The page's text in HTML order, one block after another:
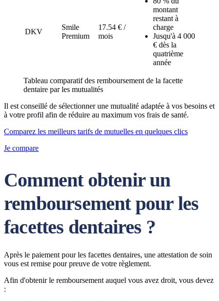
DKV
Smile
Premium
17.54 € /
mois
montant
restant à
charge
Jusqu'à 4 000
€ dès la
quatrième
année
Tableau comparatif des remboursement de la facette
dentaire par les mutualités
Il est conseillé de sélectionner une mutualité adaptée à vos besoins et
à votre profil afin de réduire au maximum vos frais de santé.
Comparez les meilleurs tarifs de mutuelles en quelques clics
Je compare
Comment obtenir un
remboursement pour les
facettes dentaires ?
Après le paiement pour les facettes dentaires, une attestation de soin
vous est remise pour preuve de votre règlement.
Afin d'obtenir le remboursement auquel vous avez droit, vous devez
: